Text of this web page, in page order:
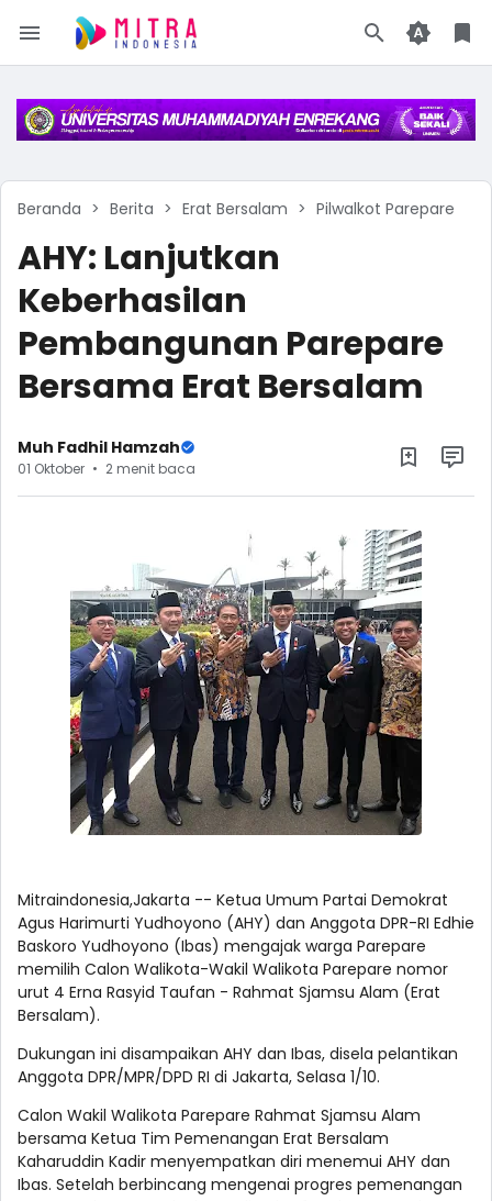
Beranda Berita Erat Bersalam Pilwalkot Parepare
AHY: Lanjutkan
Keberhasilan
Pembangunan Parepare
Bersama Erat Bersalam
Muh Fadhil Hamzah
01 Oktober 2 menit baca
Mitraindonesia,Jakarta -- Ketua Umum Partai Demokrat
Agus Harimurti Yudhoyono (AHY) dan Anggota DPR-RI Edhie
Baskoro Yudhoyono (Ibas) mengajak warga Parepare
memilih Calon Walikota-Wakil Walikota Parepare nomor
urut 4 Erna Rasyid Taufan - Rahmat Sjamsu Alam (Erat
Bersalam).
Dukungan ini disampaikan AHY dan Ibas, disela pelantikan
Anggota DPR/MPR/DPD RI di Jakarta, Selasa 1/10.
Calon Wakil Walikota Parepare Rahmat Sjamsu Alam
bersama Ketua Tim Pemenangan Erat Bersalam
Kaharuddin Kadir menyempatkan diri menemui AHY dan
Ibas. Setelah berbincang mengenai progres pemenangan